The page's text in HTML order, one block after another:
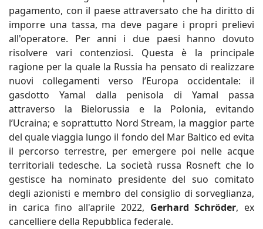
pagamento, con il paese attraversato che ha diritto di
imporre una tassa, ma deve pagare i propri prelievi
all'operatore. Per anni i due paesi hanno dovuto
risolvere vari contenziosi. Questa è la principale
ragione per la quale la Russia ha pensato di realizzare
nuovi collegamenti verso l’Europa occidentale: il
gasdotto Yamal dalla penisola di Yamal passa
attraverso la Bielorussia e la Polonia, evitando
l’Ucraina; e soprattutto Nord Stream, la maggior parte
del quale viaggia lungo il fondo del Mar Baltico ed evita
il percorso terrestre, per emergere poi nelle acque
territoriali tedesche. La società russa Rosneft che lo
gestisce ha nominato presidente del suo comitato
degli azionisti e membro del consiglio di sorveglianza,
in carica fino all'aprile 2022, Gerhard Schröder, ex
cancelliere della Repubblica federale.